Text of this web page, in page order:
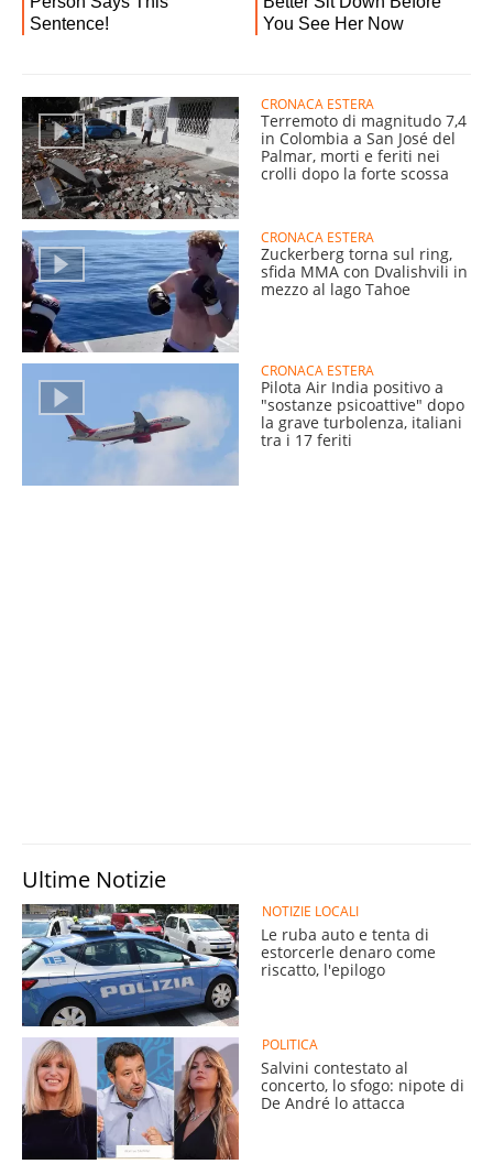
CRONACA ESTERA
Terremoto di magnitudo 7,4
in Colombia a San José del
Palmar, morti e feriti nei
crolli dopo la forte scossa
CRONACA ESTERA
Zuckerberg torna sul ring,
sfida MMA con Dvalishvili in
mezzo al lago Tahoe
CRONACA ESTERA
Pilota Air India positivo a
"sostanze psicoattive" dopo
la grave turbolenza, italiani
tra i 17 feriti
Ultime Notizie
NOTIZIE LOCALI
Le ruba auto e tenta di
estorcerle denaro come
riscatto, l'epilogo
POLITICA
Salvini contestato al
concerto, lo sfogo: nipote di
De André lo attacca